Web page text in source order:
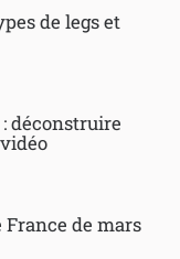
de legs et
déconstruire
France de mars